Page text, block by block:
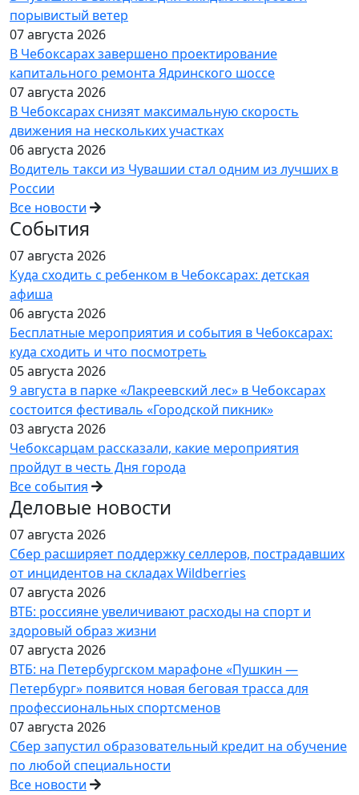
порывистый ветер
07 августа 2026
В Чебоксарах завершено проектирование
капитального ремонта Ядринского шоссе
07 августа 2026
В Чебоксарах снизят максимальную скорость
движения на нескольких участках
06 августа 2026
Водитель такси из Чувашии стал одним из лучших в
России
Все новости
События
07 августа 2026
Куда сходить с ребенком в Чебоксарах: детская
афиша
06 августа 2026
Бесплатные мероприятия и события в Чебоксарах:
куда сходить и что посмотреть
05 августа 2026
9 августа в парке «Лакреевский лес» в Чебоксарах
состоится фестиваль «Городской пикник»
03 августа 2026
Чебоксарцам рассказали, какие мероприятия
пройдут в честь Дня города
Все события
Деловые новости
07 августа 2026
Сбер расширяет поддержку селлеров, пострадавших
от инцидентов на складах Wildberries
07 августа 2026
ВТБ: россияне увеличивают расходы на спорт и
здоровый образ жизни
07 августа 2026
ВТБ: на Петербургском марафоне «Пушкин —
Петербург» появится новая беговая трасса для
профессиональных спортсменов
07 августа 2026
Сбер запустил образовательный кредит на обучение
по любой специальности
Все новости